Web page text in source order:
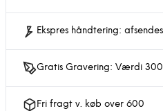
gain
(Sort)
Home
antal
Ekspres håndtering:
Gratis Gravering: Værdi
Fri fragt v. køb over 600